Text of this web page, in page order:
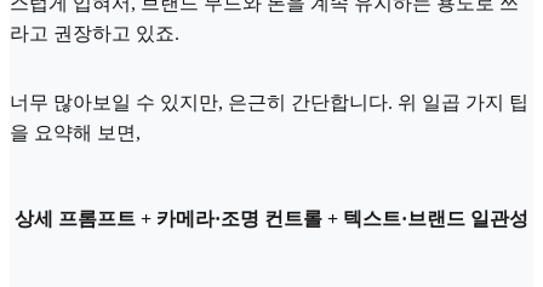
라고 권장하고 있죠.
너무 많아보일 수 있지만, 은근히 간단합니다. 위 일곱 가지 팁
을 요약해 보면,
상세 프롬프트 + 카메라·조명 컨트롤 + 텍스트·브랜드 일관성